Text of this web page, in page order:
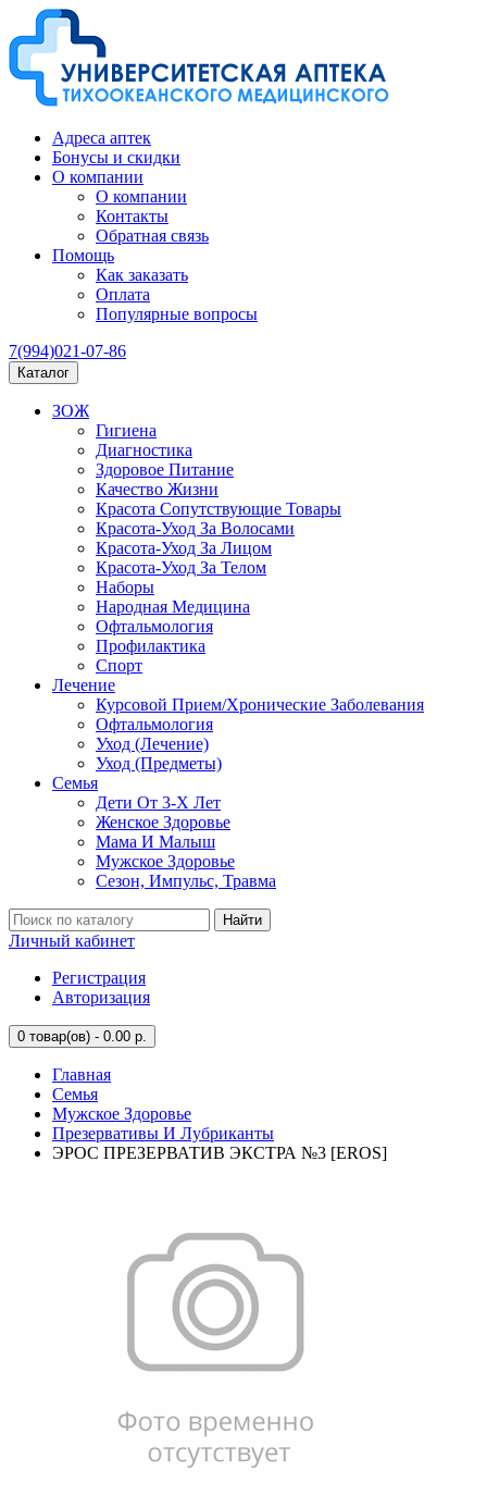
Адреса аптек
Бонусы и скидки
О компании
О компании
Контакты
Обратная связь
Помощь
Как заказать
Оплата
Популярные вопросы
7(994)021-07-86
Каталог
ЗОЖ
Гигиена
Диагностика
Здоровое Питание
Качество Жизни
Красота Сопутствующие Товары
Красота-Уход За Волосами
Красота-Уход За Лицом
Красота-Уход За Телом
Наборы
Народная Медицина
Офтальмология
Профилактика
Спорт
Лечение
Курсовой Прием/Хронические Заболевания
Офтальмология
Уход (Лечение)
Уход (Предметы)
Семья
Дети От 3-Х Лет
Женское Здоровье
Мама И Малыш
Мужское Здоровье
Сезон, Импульс, Травма
Найти
Личный кабинет
Регистрация
Авторизация
0 товар(ов) - 0.00 р.
Главная
Семья
Мужское Здоровье
Презервативы И Лубриканты
ЭРОС ПРЕЗЕРВАТИВ ЭКСТРА №3 [EROS]